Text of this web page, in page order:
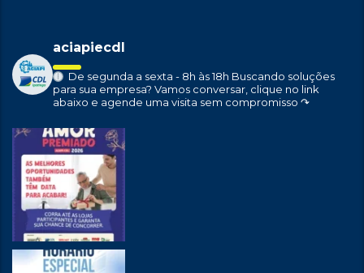
aciapiecdl
De segunda a sexta - 8h às 18h Buscando soluções
para sua empresa? Vamos conversar, clique no link
abaixo e agende uma visita sem compromisso ↷